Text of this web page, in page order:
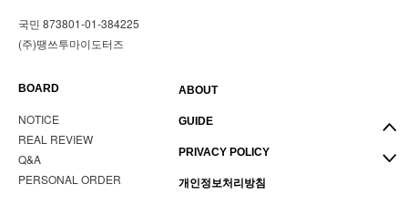
국민 873801-01-384225
(주)땡쓰투마이도터즈
BOARD
NOTICE
REAL REVIEW
Q&A
PERSONAL ORDER
ABOUT
GUIDE
PRIVACY POLICY
개인정보처리방침